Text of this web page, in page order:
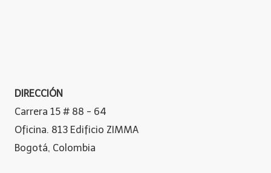
DIRECCIÓN
Carrera 15 # 88 - 64
Oficina. 813 Edificio ZIMMA
Bogotá, Colombia